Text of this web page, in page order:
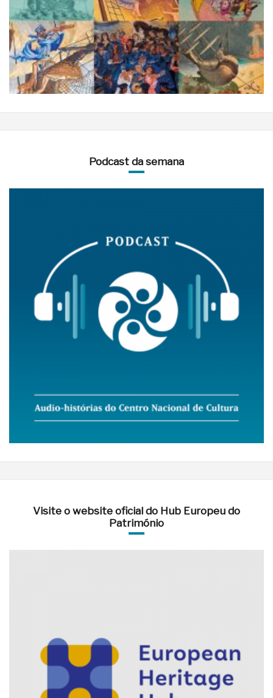
Podcast da semana
Visite o website oficial do Hub Europeu do
Património